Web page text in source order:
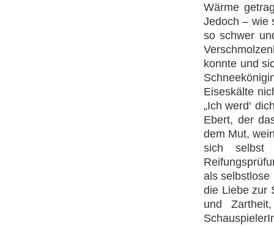
Wärme
Jedoch – wie
so schwer
konnte und
Eiseskälte
„Ich werd‘
Ebert, der
dem Mut,
sich selbst
als selbstlose
die Liebe zur
und